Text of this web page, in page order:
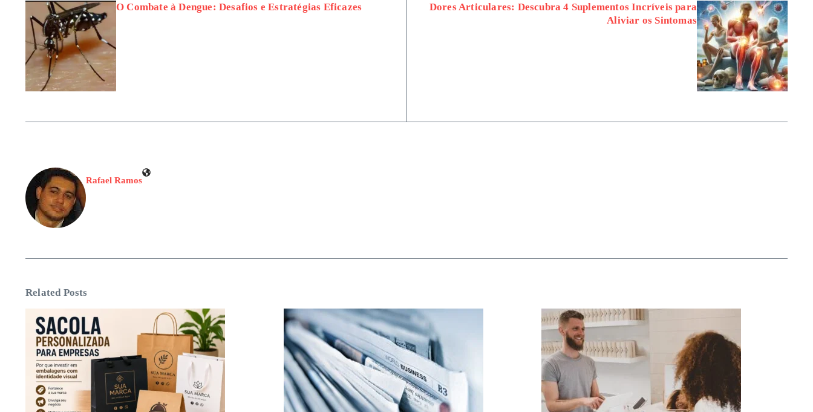
O Combate à Dengue: Desafios e Estratégias Eficazes
Dores Articulares: Descubra 4 Suplementos Incríveis para
Aliviar os Sintomas
Rafael Ramos
Related Posts